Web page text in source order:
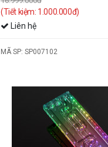
(Tiết kiệm: 1.000.000đ)
Liên hệ
MÃ SP: SP007102